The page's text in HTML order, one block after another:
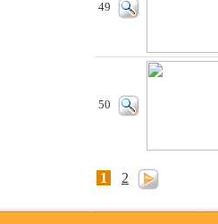
49
50
1 2